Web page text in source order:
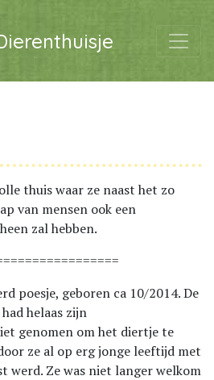
thuis waar ze naast het zo
van mensen ook een
zal hebben.
poesje, geboren ca 10/2014. De
helaas zijn
genomen om het diertje te
ze al op erg jonge leeftijd met
werd. Ze was niet langer welkom